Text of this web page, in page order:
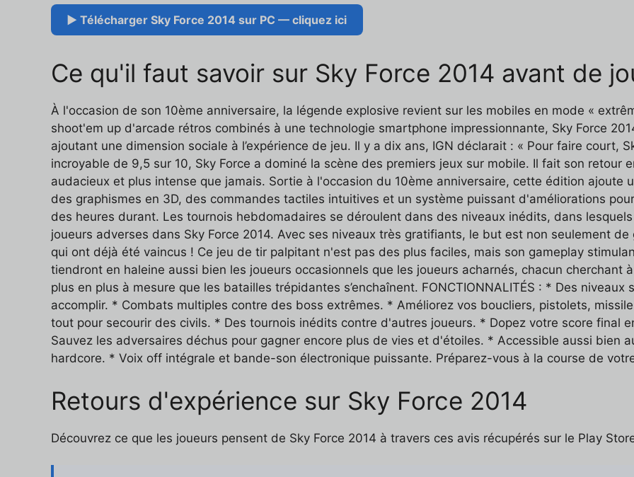
▶ Télécharger Sky Force 2014 sur PC — cliquez ici
Ce qu'il faut savoir sur Sky Force 2014 avant de
À l'occasion de son 10ème anniversaire, la légende explosive revient sur les mobiles en mode «
shoot'em up d'arcade rétros combinés à une technologie smartphone impressionnante, Sky Force
ajoutant une dimension sociale à l’expérience de jeu. Il y a dix ans, IGN déclarait : « Pour faire court,
incroyable de 9,5 sur 10, Sky Force a dominé la scène des premiers jeux sur mobile. Il fait son retour
audacieux et plus intense que jamais. Sortie à l'occasion du 10ème anniversaire, cette édition ajoute
des graphismes en 3D, des commandes tactiles intuitives et un système puissant d'améliorations
des heures durant. Les tournois hebdomadaires se déroulent dans des niveaux inédits, dans
joueurs adverses dans Sky Force 2014. Avec ses niveaux très gratifiants, le but est non seulement
qui ont déjà été vaincus ! Ce jeu de tir palpitant n'est pas des plus faciles, mais son gameplay
tiendront en haleine aussi bien les joueurs occasionnels que les joueurs acharnés, chacun cherchant
plus en plus à mesure que les batailles trépidantes s’enchaînent. FONCTIONNALITÉS : * Des
accomplir. * Combats multiples contre des boss extrêmes. * Améliorez vos boucliers, pistolets,
tout pour secourir des civils. * Des tournois inédits contre d'autres joueurs. * Dopez votre score final
Sauvez les adversaires déchus pour gagner encore plus de vies et d'étoiles. * Accessible aussi bien
hardcore. * Voix off intégrale et bande-son électronique puissante. Préparez-vous à la course de
Retours d'expérience sur Sky Force 2014
Découvrez ce que les joueurs pensent de Sky Force 2014 à travers ces avis récupérés sur le Play